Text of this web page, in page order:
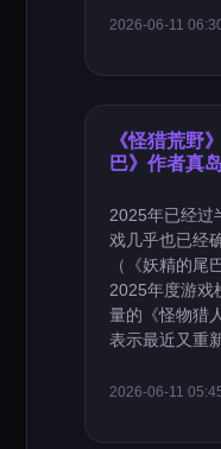
2026-06-11
《怪猎荒野
巴》作者真
2025年已经过
戏几乎也已经
（《妖精的尾
2025年度游戏
量的《怪物猎
表示最近又重
2026-06-11